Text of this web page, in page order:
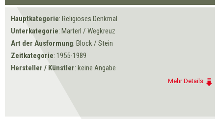
Hauptkategorie: Religiöses Denkmal
Unterkategorie: Marterl / Wegkreuz
Art der Ausformung: Block / Stein
Zeitkategorie: 1955-1989
Hersteller / Künstler: keine Angabe
Mehr Details